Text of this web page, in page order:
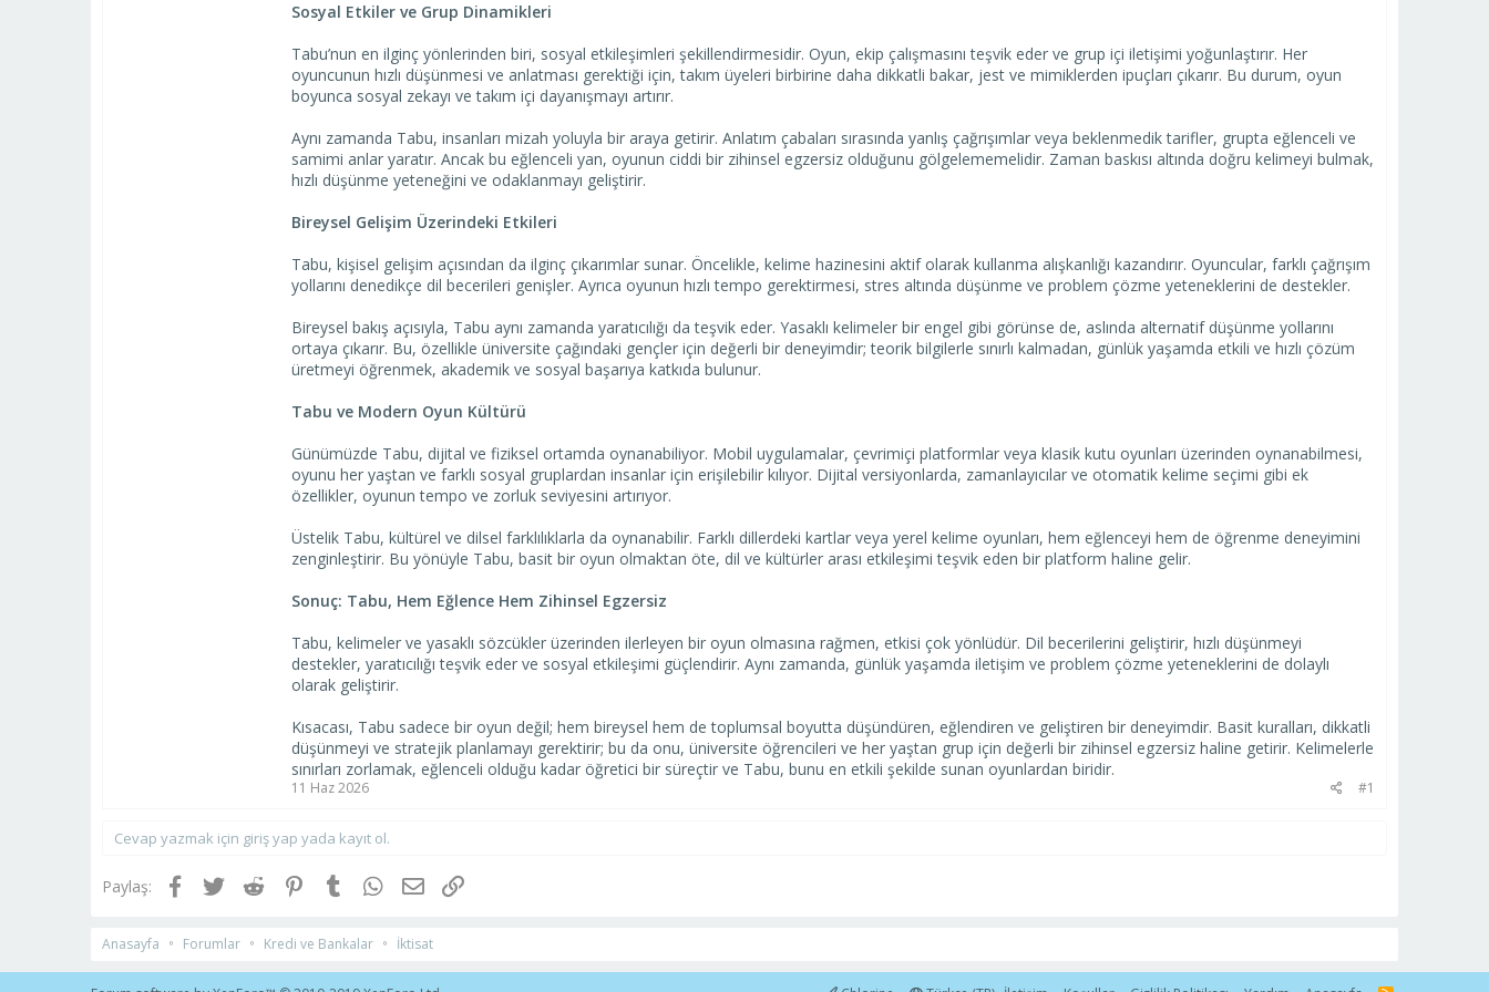
Sosyal Etkiler ve Grup Dinamikleri
Tabu’nun en ilginç yönlerinden biri, sosyal etkileşimleri şekillendirmesidir. Oyun, ekip çalışmasını teşvik eder ve grup içi iletişimi yoğunlaştırır. Her
oyuncunun hızlı düşünmesi ve anlatması gerektiği için, takım üyeleri birbirine daha dikkatli bakar, jest ve mimiklerden ipuçları çıkarır. Bu durum, oyun
boyunca sosyal zekayı ve takım içi dayanışmayı artırır.
Aynı zamanda Tabu, insanları mizah yoluyla bir araya getirir. Anlatım çabaları sırasında yanlış çağrışımlar veya beklenmedik tarifler, grupta eğlenceli ve
samimi anlar yaratır. Ancak bu eğlenceli yan, oyunun ciddi bir zihinsel egzersiz olduğunu gölgelememelidir. Zaman baskısı altında doğru kelimeyi bulmak,
hızlı düşünme yeteneğini ve odaklanmayı geliştirir.
Bireysel Gelişim Üzerindeki Etkileri
Tabu, kişisel gelişim açısından da ilginç çıkarımlar sunar. Öncelikle, kelime hazinesini aktif olarak kullanma alışkanlığı kazandırır. Oyuncular, farklı çağrışım
yollarını denedikçe dil becerileri genişler. Ayrıca oyunun hızlı tempo gerektirmesi, stres altında düşünme ve problem çözme yeteneklerini de destekler.
Bireysel bakış açısıyla, Tabu aynı zamanda yaratıcılığı da teşvik eder. Yasaklı kelimeler bir engel gibi görünse de, aslında alternatif düşünme yollarını
ortaya çıkarır. Bu, özellikle üniversite çağındaki gençler için değerli bir deneyimdir; teorik bilgilerle sınırlı kalmadan, günlük yaşamda etkili ve hızlı çözüm
üretmeyi öğrenmek, akademik ve sosyal başarıya katkıda bulunur.
Tabu ve Modern Oyun Kültürü
Günümüzde Tabu, dijital ve fiziksel ortamda oynanabiliyor. Mobil uygulamalar, çevrimiçi platformlar veya klasik kutu oyunları üzerinden oynanabilmesi,
oyunu her yaştan ve farklı sosyal gruplardan insanlar için erişilebilir kılıyor. Dijital versiyonlarda, zamanlayıcılar ve otomatik kelime seçimi gibi ek
özellikler, oyunun tempo ve zorluk seviyesini artırıyor.
Üstelik Tabu, kültürel ve dilsel farklılıklarla da oynanabilir. Farklı dillerdeki kartlar veya yerel kelime oyunları, hem eğlenceyi hem de öğrenme deneyimini
zenginleştirir. Bu yönüyle Tabu, basit bir oyun olmaktan öte, dil ve kültürler arası etkileşimi teşvik eden bir platform haline gelir.
Sonuç: Tabu, Hem Eğlence Hem Zihinsel Egzersiz
Tabu, kelimeler ve yasaklı sözcükler üzerinden ilerleyen bir oyun olmasına rağmen, etkisi çok yönlüdür. Dil becerilerini geliştirir, hızlı düşünmeyi
destekler, yaratıcılığı teşvik eder ve sosyal etkileşimi güçlendirir. Aynı zamanda, günlük yaşamda iletişim ve problem çözme yeteneklerini de dolaylı
olarak geliştirir.
Kısacası, Tabu sadece bir oyun değil; hem bireysel hem de toplumsal boyutta düşündüren, eğlendiren ve geliştiren bir deneyimdir. Basit kuralları, dikkatli
düşünmeyi ve stratejik planlamayı gerektirir; bu da onu, üniversite öğrencileri ve her yaştan grup için değerli bir zihinsel egzersiz haline getirir. Kelimelerle
sınırları zorlamak, eğlenceli olduğu kadar öğretici bir süreçtir ve Tabu, bunu en etkili şekilde sunan oyunlardan biridir.
11 Haz 2026 #1
Cevap yazmak için giriş yap yada kayıt ol.
Paylaş: Facebook
TwitterReddit PinterestTumblrWhatsApp
E-postaLink
Anasayfa Forumlar Kredi ve Bankalar İktisat